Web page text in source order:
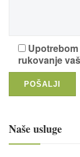
rukovanje
Naše usluge